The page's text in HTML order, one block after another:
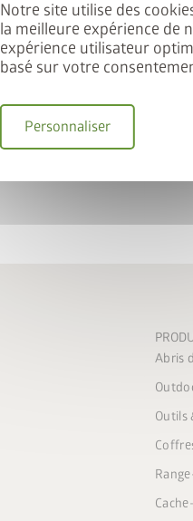
Notre site utilise des
la meilleure expérience de
expérience utilisateur
basé sur votre
Personnaliser
Abris
Outils